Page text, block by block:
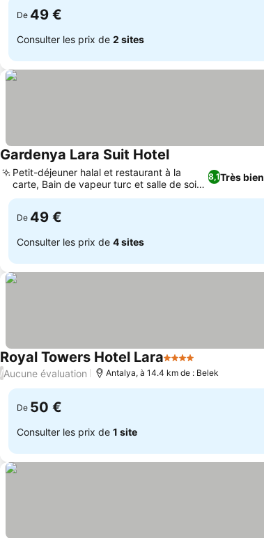
De 49 €
Consulter les prix de 2 sites
Gardenya Lara Suit HotelConsulter les prix
8,1Très bien
Petit-déjeuner halal et restaurant à la
carte, Bain de vapeur turc et salle de soins
sur place
De 49 €
Consulter les prix de 4 sites
Royal Towers Hotel Lara4 Étoiles
/Aucune évaluation Antalya, à 14.4 km de : Belek
De 50 €
Consulter les prix de 1 site